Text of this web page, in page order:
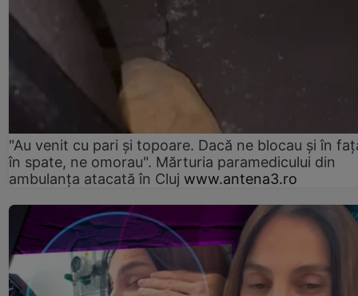
"Au venit cu pari și topoare. Dacă ne blocau şi în
în spate, ne omorau". Mărturia paramedicului din
ambulanţa atacată în Cluj www.antena3.ro